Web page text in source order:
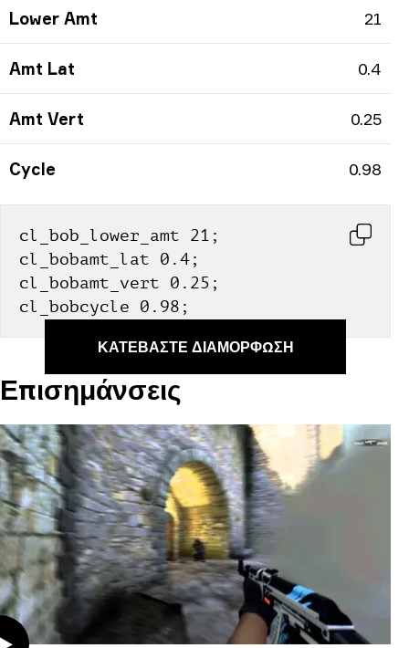
Lower Amt 21
Amt Lat 0.4
Amt Vert 0.25
Cycle 0.98
cl_bob_lower_amt 21;
cl_bobamt_lat 0.4;
cl_bobamt_vert 0.25;
cl_bobcycle 0.98;
ΚΑΤΕΒΆΣΤΕ ΔΙΑΜΌΡΦΩΣΗ
Επισημάνσεις